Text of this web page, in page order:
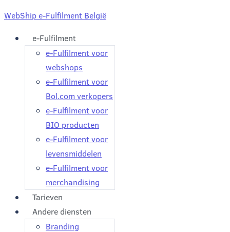
WebShip e-Fulfilment België
e-Fulfilment
e-Fulfilment voor
webshops
e-Fulfilment voor
Bol.com verkopers
e-Fulfilment voor
BIO producten
e-Fulfilment voor
levensmiddelen
e-Fulfilment voor
merchandising
Tarieven
Andere diensten
Branding